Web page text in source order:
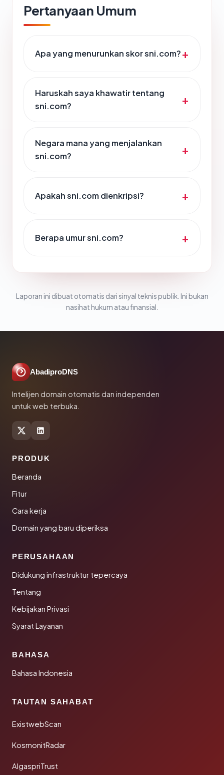
Pertanyaan Umum
Apa yang menurunkan skor sni.com?
Haruskah saya khawatir tentang
sni.com?
Negara mana yang menjalankan
sni.com?
Apakah sni.com dienkripsi?
Berapa umur sni.com?
Laporan ini dibuat otomatis dari sinyal teknis publik. Ini bukan
nasihat hukum atau finansial.
AbadiproDNS
Intelijen domain otomatis dan independen
untuk web terbuka.
PRODUK
Beranda
Fitur
Cara kerja
Domain yang baru diperiksa
PERUSAHAAN
Didukung infrastruktur tepercaya
Tentang
Kebijakan Privasi
Syarat Layanan
BAHASA
Bahasa Indonesia
TAUTAN SAHABAT
ExistwebScan
KosmonitRadar
AlgaspriTrust